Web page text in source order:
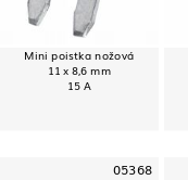
Mini poistka nožová
11 x 8,6 mm
15 A
05368